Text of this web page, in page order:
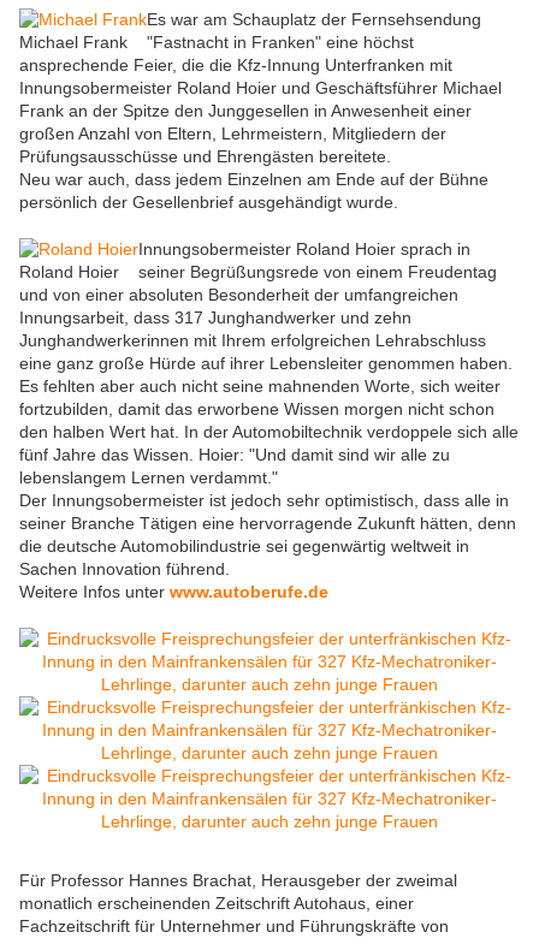
Michael Frank
Es war am Schauplatz der Fernsehsendung
"Fastnacht in Franken" eine höchst
ansprechende Feier, die die Kfz-Innung Unterfranken mit
Innungsobermeister Roland Hoier und Geschäftsführer Michael
Frank an der Spitze den Junggesellen in Anwesenheit einer
großen Anzahl von Eltern, Lehrmeistern, Mitgliedern der
Prüfungsausschüsse und Ehrengästen bereitete.
Neu war auch, dass jedem Einzelnen am Ende auf der Bühne
persönlich der Gesellenbrief ausgehändigt wurde.
Roland Hoier
Innungsobermeister Roland Hoier sprach in
seiner Begrüßungsrede von einem Freudentag
und von einer absoluten Besonderheit der umfangreichen
Innungsarbeit, dass 317 Junghandwerker und zehn
Junghandwerkerinnen mit Ihrem erfolgreichen Lehrabschluss
eine ganz große Hürde auf ihrer Lebensleiter genommen haben.
Es fehlten aber auch nicht seine mahnenden Worte, sich weiter
fortzubilden, damit das erworbene Wissen morgen nicht schon
den halben Wert hat. In der Automobiltechnik verdoppele sich alle
fünf Jahre das Wissen. Hoier: "Und damit sind wir alle zu
lebenslangem Lernen verdammt."
Der Innungsobermeister ist jedoch sehr optimistisch, dass alle in
seiner Branche Tätigen eine hervorragende Zukunft hätten, denn
die deutsche Automobilindustrie sei gegenwärtig weltweit in
Sachen Innovation führend.
Weitere Infos unter www.autoberufe.de
Für Professor Hannes Brachat, Herausgeber der zweimal
monatlich erscheinenden Zeitschrift Autohaus, einer
Fachzeitschrift für Unternehmer und Führungskräfte von